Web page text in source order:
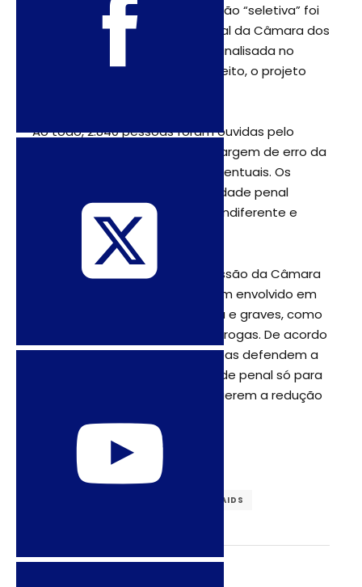
anos. A proposta de uma redução “seletiva” foi
aprovada em Comissão Especial da Câmara dos
Deputados na semana e será analisada no
plenário da Casa. Caso seja aceito, o projeto
Ao todo, 2.840 pessoas foram ouvidas pelo
Datafolha em 174 cidades. A margem de erro da
pesquisa é de dois pontos porcentuais. Os
contrários à redução da maioridade penal
representam 11% do total, 1% é indiferente e
outro 1% não soube responder.
A proposta aprovada em comissão da Câmara
prevê punir como adulto o jovem envolvido em
crimes hediondos, contra a vida e graves, como
roubo qualificado e tráfico de drogas. De acordo
com a pesquisa, 27% das pessoas defendem a
proposta de alterar a maioridade penal só para
determinados casos. Já 73% querem a redução
HIV/AIDS